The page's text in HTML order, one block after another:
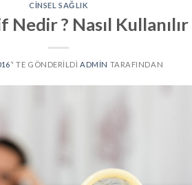
CINSEL SAĞLIK
? Nasıl Kullanılır
’' TE GÖNDERILDI ADMIN TARAFINDAN